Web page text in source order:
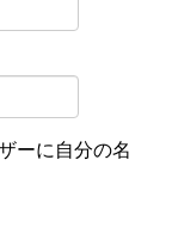
ーに自分の名